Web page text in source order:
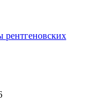
рентгеновских